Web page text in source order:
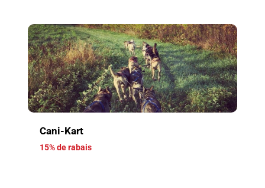
Cani-Kart
15% de rabais